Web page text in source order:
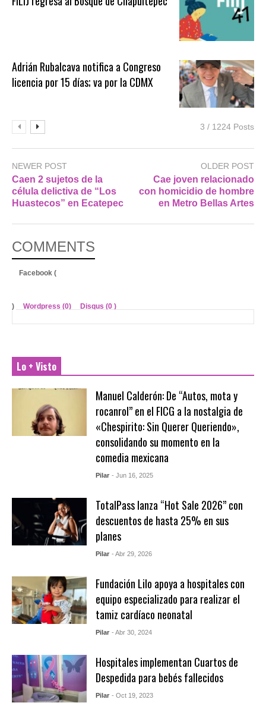
Adrián Rubalcava notifica a Congreso
licencia por 15 días; va por la CDMX
3 / 1224 Posts
NEWER POST
Caen 2 sujetos de la
célula delictiva de “Los
Huastecos” en Ecatepec
OLDER POST
Cae joven relacionado
con homicidio de hombre
en Metro Bellas Artes
COMMENTS
Facebook (
) Wordpress (0) Disqus (0 )
Lo + Visto
Manuel Calderón: De “Autos, mota y
rocanrol” en el FICG a la nostalgia de
«Chespirito: Sin Querer Queriendo»,
consolidando su momento en la
comedia mexicana
Pilar - Jun 16, 2025
TotalPass lanza “Hot Sale 2026” con
descuentos de hasta 25% en sus
planes
Pilar - Abr 29, 2026
Fundación Lilo apoya a hospitales con
equipo especializado para realizar el
tamiz cardíaco neonatal
Pilar - Abr 30, 2024
Hospitales implementan Cuartos de
Despedida para bebés fallecidos
Pilar - Oct 19, 2023